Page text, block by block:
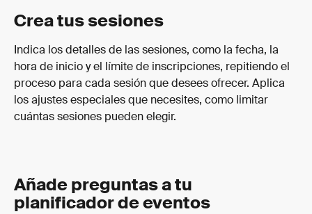
Crea tus sesiones
Indica los detalles de las sesiones, como la fecha, la
hora de inicio y el límite de inscripciones, repitiendo el
proceso para cada sesión que desees ofrecer. Aplica
los ajustes especiales que necesites, como limitar
cuántas sesiones pueden elegir.
Añade preguntas a tu
planificador de eventos